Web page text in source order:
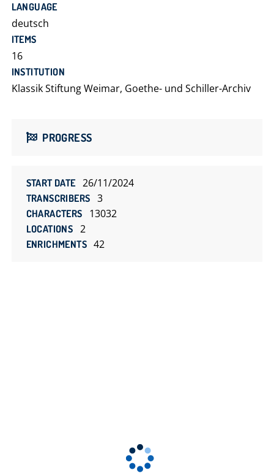
LANGUAGE
deutsch
ITEMS
16
INSTITUTION
Klassik Stiftung Weimar, Goethe- und Schiller-Archiv
PROGRESS
START DATE 26/11/2024
TRANSCRIBERS 3
CHARACTERS 13032
LOCATIONS 2
ENRICHMENTS 42